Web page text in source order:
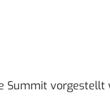
Summit vorgestellt